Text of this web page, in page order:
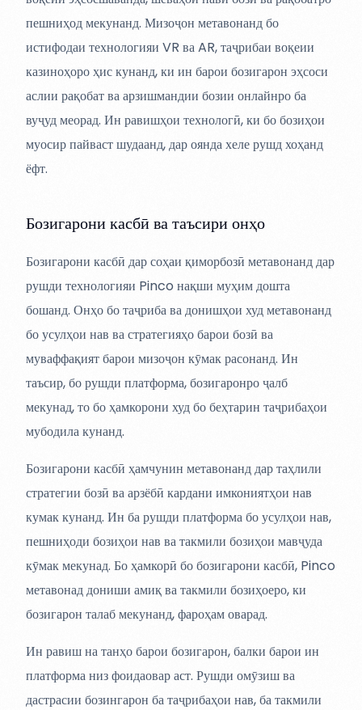
пешниҳод мекунанд. Мизоҷон метавонанд бо
истифодаи технологияи VR ва AR, таҷрибаи воқеии
казиноҳоро ҳис кунанд, ки ин барои бозигарон эҳсоси
аслии рақобат ва арзишмандии бозии онлайнро ба
вуҷуд меорад. Ин равишҳои технологӣ, ки бо бозиҳои
муосир пайваст шудаанд, дар оянда хеле рушд хоҳанд
ёфт.
Бозигарони касбӣ ва таъсири онҳо
Бозигарони касбӣ дар соҳаи қиморбозӣ метавонанд дар
рушди технологияи Pinco нақши муҳим дошта
бошанд. Онҳо бо таҷриба ва донишҳои худ метавонанд
бо усулҳои нав ва стратегияҳо барои бозӣ ва
муваффақият барои мизоҷон кӯмак расонанд. Ин
таъсир, бо рушди платформа, бозигаронро ҷалб
мекунад, то бо ҳамкорони худ бо беҳтарин таҷрибаҳои
мубодила кунанд.
Бозигарони касбӣ ҳамчунин метавонанд дар таҳлили
стратегии бозӣ ва арзёбӣ кардани имкониятҳои нав
кумак кунанд. Ин ба рушди платформа бо усулҳои нав,
пешниҳоди бозиҳои нав ва такмили бозиҳои мавҷуда
кӯмак мекунад. Бо ҳамкорӣ бо бозигарони касбӣ, Pinco
метавонад дониши амиқ ва такмили бозиҳоеро, ки
бозигарон талаб мекунанд, фароҳам оварад.
Ин равиш на танҳо барои бозигарон, балки барои ин
платформа низ фоидаовар аст. Рушди омӯзиш ва
дастрасии бозингарон ба таҷрибаҳои нав, ба такмили